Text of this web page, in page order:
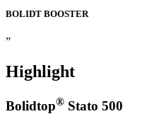
BOLIDT BOOSTER
”
Highlight
Bolidtop® Stato 500